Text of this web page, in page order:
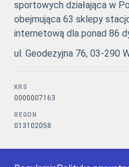
sportowych działająca w
obejmująca 63 sklepy
internetową dla ponad 86
ul. Geodezyjna 76, 03-290
KRS
0000007163
REGON
013102058